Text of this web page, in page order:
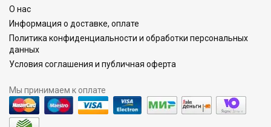
О нас
Информация о доставке, оплате
Политика конфиденциальности и обработки персональных
данных
Условия соглашения и публичная оферта
Мы принимаем к оплате